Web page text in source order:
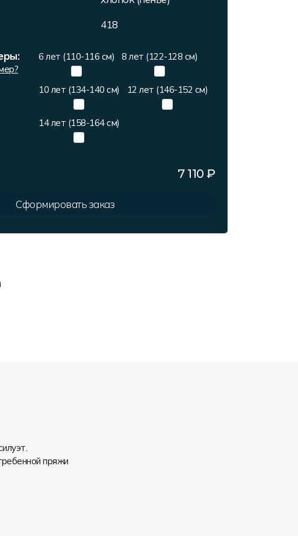
418
6 лет (110-116 см) 8 лет (122-128 см)
10 лет (134-140 см) 12 лет (146-152 см)
14 лет (158-164 см)
7 110 ₽
Сформировать заказ
пряжи